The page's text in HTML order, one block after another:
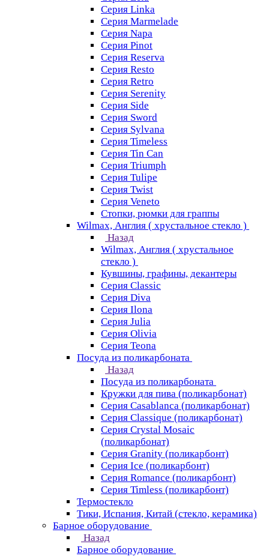
Серия Linka
Серия Marmelade
Серия Napa
Серия Pinot
Серия Reserva
Серия Resto
Серия Retro
Серия Serenity
Серия Side
Серия Sword
Серия Sуlvana
Серия Timeless
Серия Tin Can
Серия Triumph
Серия Tulipe
Серия Twist
Серия Veneto
Стопки, рюмки для граппы
Wilmax, Англия ( хрустальное стекло )
Назад
Wilmax, Англия ( хрустальное
стекло )
Кувшины, графины, декантеры
Серия Classic
Серия Diva
Серия Ilona
Серия Julia
Серия Olivia
Серия Teona
Посуда из поликарбоната
Назад
Посуда из поликарбоната
Кружки для пива (поликарбонат)
Серия Casablanсa (поликарбонат)
Серия Classique (поликарбонат)
Серия Crystal Mosaic
(поликарбонат)
Серия Granity (поликарбонт)
Серия Ice (поликарбонт)
Серия Romance (поликарбонт)
Серия Timless (поликарбонт)
Термостекло
Тики, Испания, Китай (стекло, керамика)
Барное оборудование
Назад
Барное оборудование